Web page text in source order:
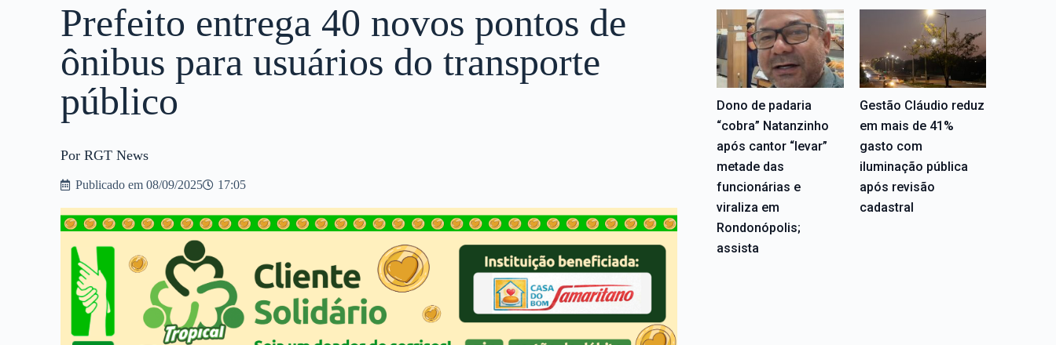
Prefeito entrega 40 novos pontos de
ônibus para usuários do transporte
público
Por RGT News
Publicado em 08/09/2025 17:05
Dono de padaria
“cobra” Natanzinho
após cantor “levar”
metade das
funcionárias e
viraliza em
Rondonópolis;
assista
Gestão Cláudio reduz
em mais de 41%
gasto com
iluminação pública
após revisão
cadastral